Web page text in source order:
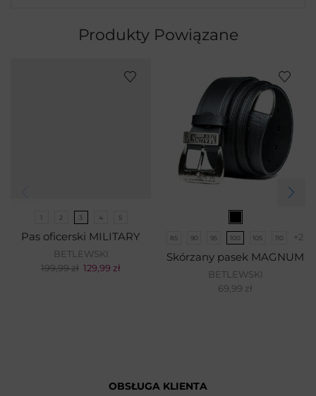
Produkty Powiązane
1 2 3 4 5
Pas oficerski MILITARY
BETLEWSKI
199,99zł 129,99 zł
85 90 95 100 105 110 +2
Skórzany pasek MAGNUM
BETLEWSKI
69,99 zł
OBSŁUGA KLIENTA